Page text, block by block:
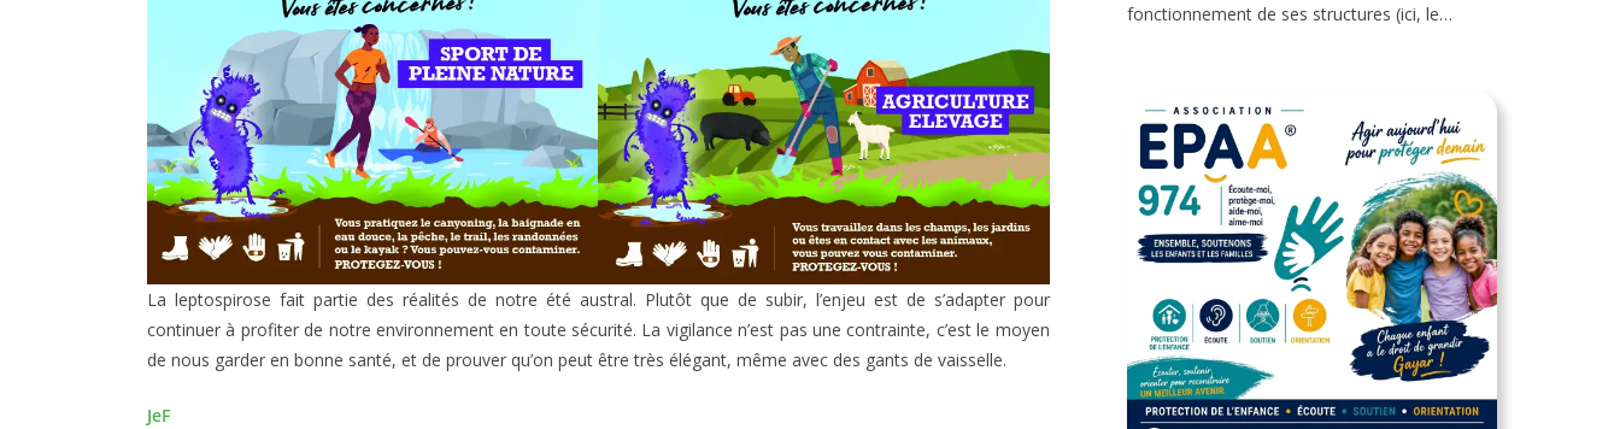
La leptospirose fait partie des réalités de notre été austral. Plutôt que de subir, l’enjeu est de s’adapter pour
continuer à profiter de notre environnement en toute sécurité. La vigilance n’est pas une contrainte, c’est le moyen
de nous garder en bonne santé, et de prouver qu’on peut être très élégant, même avec des gants de vaisselle.
JeF
fonctionnement de ses structures (ici, le…